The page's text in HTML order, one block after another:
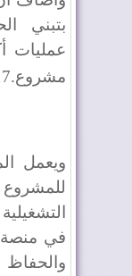
بتبني
عمليات
مشروع
ويعمل
للمشروع
في منصة